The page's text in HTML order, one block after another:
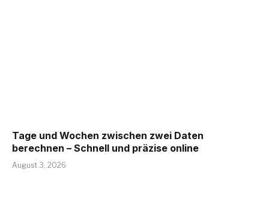
Tage und Wochen zwischen zwei Daten
berechnen – Schnell und präzise online
August 3, 2026